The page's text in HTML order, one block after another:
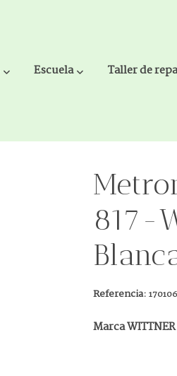
Escuela Taller de
817-
Referencia:
Marca WITTNER